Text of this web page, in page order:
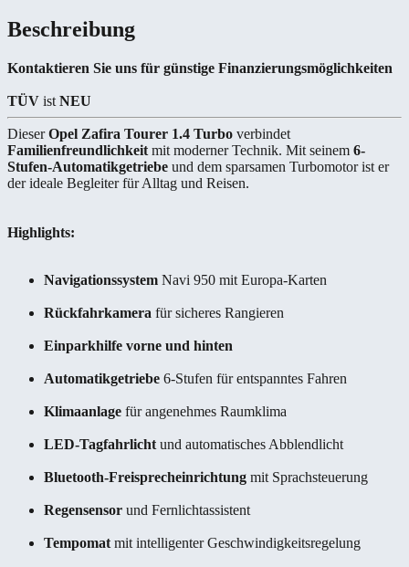
Beschreibung
Kontaktieren Sie uns für günstige Finanzierungsmöglichkeiten
TÜV ist NEU
DieserOpel Zafira Tourer 1.4 Turbo verbindet
Familienfreundlichkeit mit moderner Technik. Mit seinem 6-
Stufen-Automatikgetriebe und dem sparsamen Turbomotor ist er
der ideale Begleiter für Alltag und Reisen.
Highlights:
Navigationssystem Navi 950 mit Europa-Karten
Rückfahrkamera für sicheres Rangieren
Einparkhilfe vorne und hinten
Automatikgetriebe 6-Stufen für entspanntes Fahren
Klimaanlage für angenehmes Raumklima
LED-Tagfahrlicht und automatisches Abblendlicht
Bluetooth-Freisprecheinrichtung mit Sprachsteuerung
Regensensor und Fernlichtassistent
Tempomat mit intelligenter Geschwindigkeitsregelung